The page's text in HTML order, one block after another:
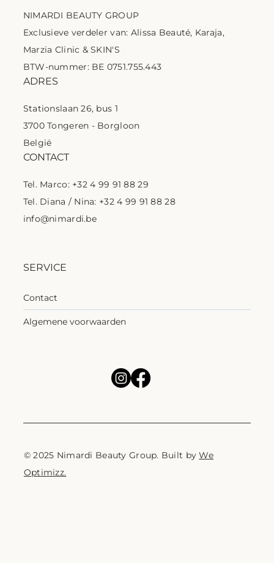
© 2025 Nimardi Beauty Group. Built byWe
Optimizz.
SERVICE
Contact
Algemene voorwaarden
NIMARDI BEAUTY GROUP
Exclusieve verdeler van: Alissa Beauté, Karaja,
Marzia Clinic & SKIN'S
BTW-nummer: BE 0751.755.443
ADRES
Stationslaan 26, bus 1
3700 Tongeren - Borgloon
België
CONTACT
Tel. Marco: +32 4 99 91 88 29
Tel. Diana / Nina: +32 4 99 91 88 28
info@nimardi.be